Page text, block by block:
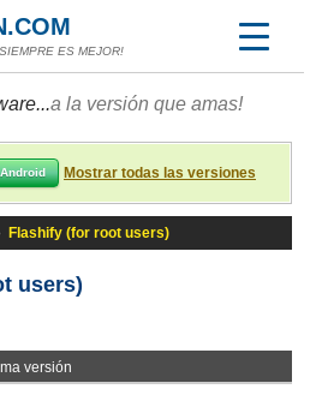
ES MEJOR!
a la versión que amas!
Android Mostrar todas las versiones
Flashify (for root users)
users)
versión